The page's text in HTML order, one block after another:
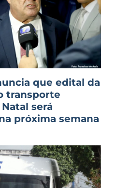
que edital da
transporte
será
próxima semana